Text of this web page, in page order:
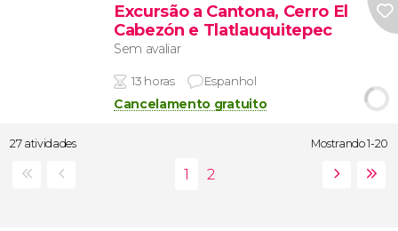
Excursão a Cantona, Cerro El
Cabezón e Tlatlauquitepec
Sem avaliar
13 horas Espanhol
Cancelamento gratuito
27 atividades Mostrando 1-20